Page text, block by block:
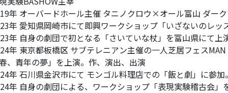
年 オーバードホール主催 タニノクロウ×オール富山 ダー
年 愛知県岡崎市にて即興ワークショップ「いざないのレッ
年 自身の劇団で初となる「さいていな杖」を富山県にて上
年 東京都板橋区 サブテレニアン主催の一人芝居フェス
、青年の夢」を上演。作、演出、出演
年 石川県金沢市にて モンゴル料理店での「飯と劇」に参
年 自身の劇団による、ワークショップ「表現実験稽古会」